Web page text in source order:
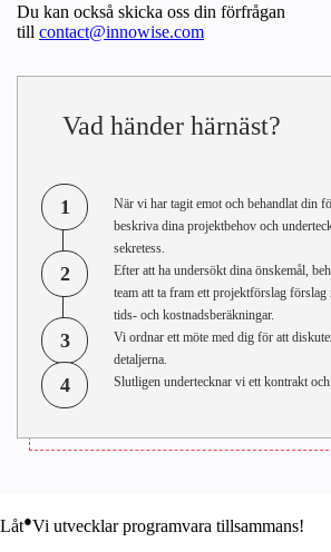
Du kan också skicka oss din förfrågan
till contact@innowise.com
Vad händer härnäst?
1
När vi har tagit emot och behandlat din
beskriva dina projektbehov och
sekretess.
2
Efter att ha undersökt dina önskemål,
team att ta fram ett projektförslag
tids- och kostnadsberäkningar.
3
Vi ordnar ett möte med dig för att
detaljerna.
4 Slutligen undertecknar vi ett kontrakt
Låt●Vi utvecklar programvara tillsammans!